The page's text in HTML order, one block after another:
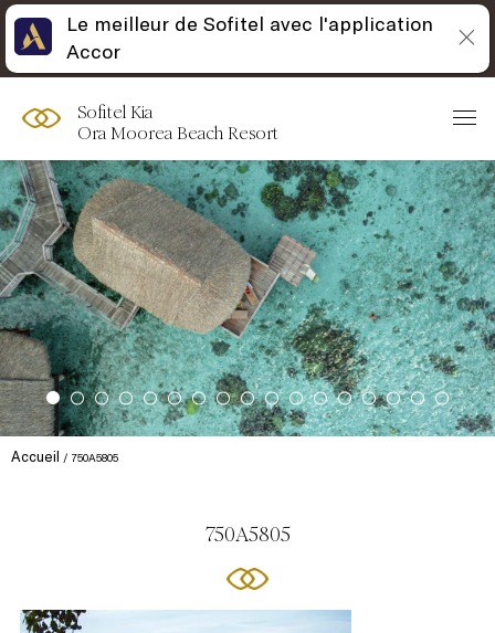
Sofitel Kia
Ora Moorea Beach Resort
Accueil 750A5805
750A5805
Le meilleur de Sofitel avec l'application
Accor